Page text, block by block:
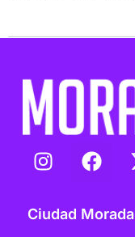
Ciudad Morada